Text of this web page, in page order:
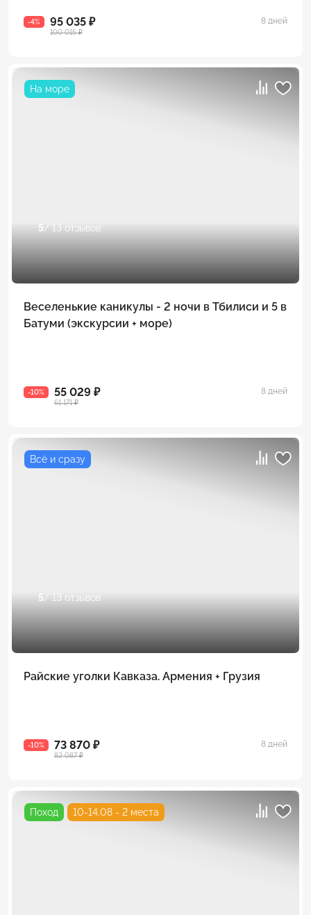
-4% 95 035 ₽
100 015 ₽
8 дней
На море
5/ 13 отзывов
Веселенькие каникулы - 2 ночи в Тбилиси и 5 в
Батуми (экскурсии + море)
-10% 55 029 ₽
61 171 ₽
8 дней
Всё и сразу
5/ 13 отзывов
Райские уголки Кавказа. Армения + Грузия
-10% 73 870 ₽
82 087 ₽
8 дней
Поход 10-14.08 - 2 места